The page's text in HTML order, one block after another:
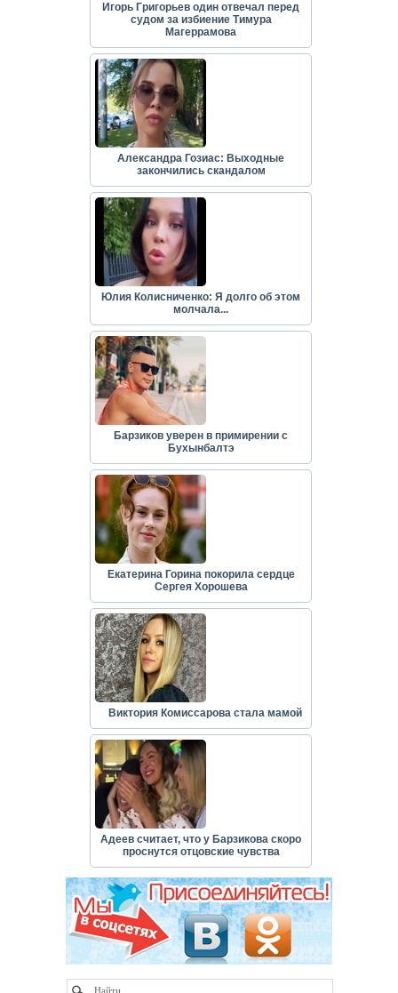
Игорь Григорьев один отвечал перед
судом за избиение Тимура
Магеррамова
Александра Гозиас: Выходные
закончились скандалом
Юлия Колисниченко: Я долго об этом
молчала...
Барзиков уверен в примирении с
Бухынбалтэ
Екатерина Горина покорила сердце
Сергея Хорошева
Виктория Комиссарова стала мамой
Адеев считает, что у Барзикова скоро
проснутся отцовские чувства